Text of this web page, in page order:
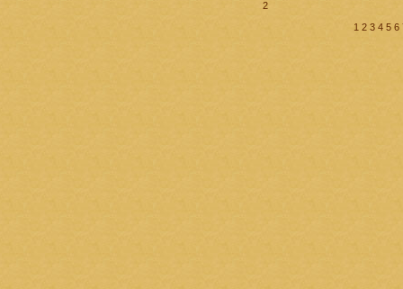
2
1 2 3 4 5 6